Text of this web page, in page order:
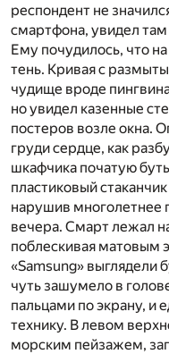
респондент не
смартфона, увидел
Ему почудилось, что
тень. Кривая с
чудище вроде
но увидел казенные
постеров возле окна.
груди сердце, как
шкафчика початую
пластиковый
нарушив многолетнее
вечера. Смарт лежал
поблескивая матовым
«Samsung» выглядели
чуть зашумело в
пальцами по экрану, и
технику. В левом
морским пейзажем,